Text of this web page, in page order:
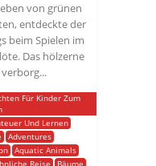
von grünen
entdeckte der
beim Spielen im
Das hölzerne
Für Kinder Zum
Und Lernen
Adventures
Aquatic Animals
Reise
Bäume